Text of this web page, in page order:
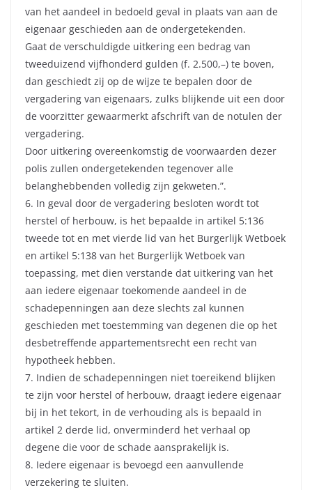
van het aandeel in bedoeld geval in plaats van aan de
eigenaar geschieden aan de ondergetekenden.
Gaat de verschuldigde uitkering een bedrag van
tweeduizend vijfhonderd gulden (f. 2.500,–) te boven,
dan geschiedt zij op de wijze te bepalen door de
vergadering van eigenaars, zulks blijkende uit een door
de voorzitter gewaarmerkt afschrift van de notulen der
vergadering.
Door uitkering overeenkomstig de voorwaarden dezer
polis zullen ondergetekenden tegenover alle
belanghebbenden volledig zijn gekweten.”.
6. In geval door de vergadering besloten wordt tot
herstel of herbouw, is het bepaalde in artikel 5:136
tweede tot en met vierde lid van het Burgerlijk Wetboek
en artikel 5:138 van het Burgerlijk Wetboek van
toepassing, met dien verstande dat uitkering van het
aan iedere eigenaar toekomende aandeel in de
schadepenningen aan deze slechts zal kunnen
geschieden met toestemming van degenen die op het
desbetreffende appartementsrecht een recht van
hypotheek hebben.
7. Indien de schadepenningen niet toereikend blijken
te zijn voor herstel of herbouw, draagt iedere eigenaar
bij in het tekort, in de verhouding als is bepaald in
artikel 2 derde lid, onverminderd het verhaal op
degene die voor de schade aansprakelijk is.
8. Iedere eigenaar is bevoegd een aanvullende
verzekering te sluiten.